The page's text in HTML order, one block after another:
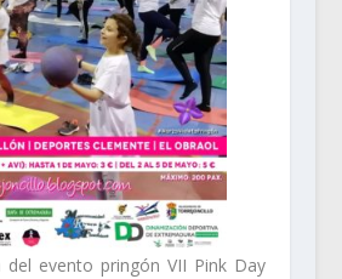
del evento pringón VII Pink Day